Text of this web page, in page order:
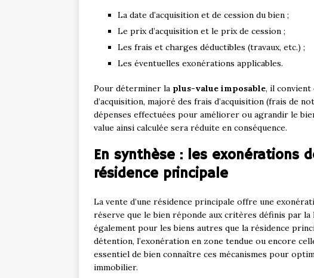
La date d’acquisition et de cession du bien ;
Le prix d’acquisition et le prix de cession ;
Les frais et charges déductibles (travaux, etc.) ;
Les éventuelles exonérations applicables.
Pour déterminer la plus-value imposable, il convient
d’acquisition, majoré des frais d’acquisition (frais de
dépenses effectuées pour améliorer ou agrandir le
value ainsi calculée sera réduite en conséquence.
En synthèse : les exonérations
résidence principale
La vente d’une résidence principale offre une
réserve que le bien réponde aux critères définis par
également pour les biens autres que la résidence
détention, l’exonération en zone tendue ou encore
essentiel de bien connaître ces mécanismes pour
immobilier.